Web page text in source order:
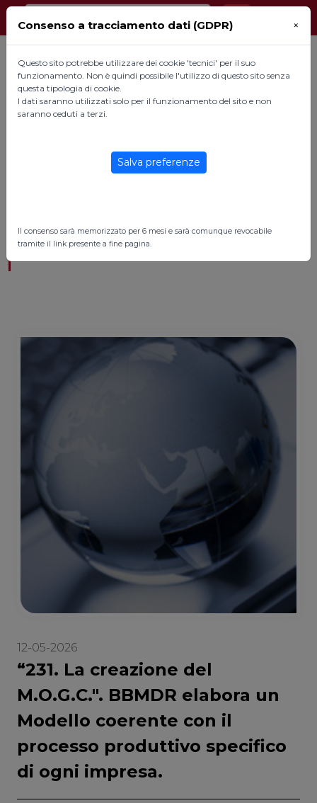
News
12-05-2026
“231. La creazione del
M.O.G.C.". BBMDR elabora un
Modello coerente con il
processo produttivo specifico
di ogni impresa.
Consenso a tracciamento dati (GDPR) ×
Questo sito potrebbe utilizzare dei cookie 'tecnici' per il suo
funzionamento. Non è quindi possibile l'utilizzo di questo sito senza
questa tipologia di cookie.
I dati saranno utilizzati solo per il funzionamento del sito e non
saranno ceduti a terzi.
Salva preferenze
Il consenso sarà memorizzato per 6 mesi e sarà comunque revocabile
tramite il link presente a fine pagina.